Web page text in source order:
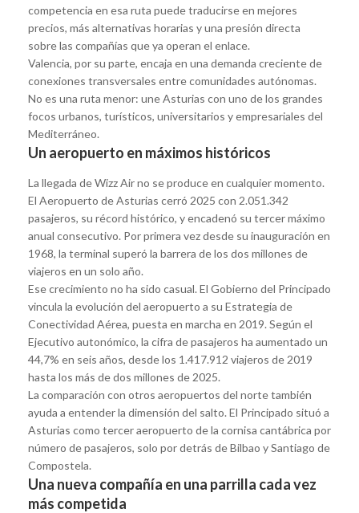
competencia en esa ruta puede traducirse en mejores
precios, más alternativas horarias y una presión directa
sobre las compañías que ya operan el enlace.
Valencia, por su parte, encaja en una demanda creciente de
conexiones transversales entre comunidades autónomas.
No es una ruta menor: une Asturias con uno de los grandes
focos urbanos, turísticos, universitarios y empresariales del
Mediterráneo.
Un aeropuerto en máximos históricos
La llegada de Wizz Air no se produce en cualquier momento.
El Aeropuerto de Asturias cerró 2025 con 2.051.342
pasajeros, su récord histórico, y encadenó su tercer máximo
anual consecutivo. Por primera vez desde su inauguración en
1968, la terminal superó la barrera de los dos millones de
viajeros en un solo año.
Ese crecimiento no ha sido casual. El Gobierno del Principado
vincula la evolución del aeropuerto a su Estrategia de
Conectividad Aérea, puesta en marcha en 2019. Según el
Ejecutivo autonómico, la cifra de pasajeros ha aumentado un
44,7% en seis años, desde los 1.417.912 viajeros de 2019
hasta los más de dos millones de 2025.
La comparación con otros aeropuertos del norte también
ayuda a entender la dimensión del salto. El Principado situó a
Asturias como tercer aeropuerto de la cornisa cantábrica por
número de pasajeros, solo por detrás de Bilbao y Santiago de
Compostela.
Una nueva compañía en una parrilla cada vez
más competida